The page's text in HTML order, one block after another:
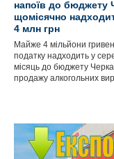
напоїв до бюджету
щомісячно
4 млн грн
Майже 4 мільйони
податку надходить у
місяць до бюджету
продажу алкогольних